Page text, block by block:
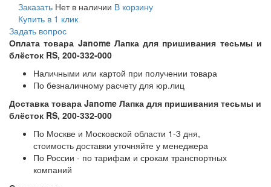
Заказать Нет в наличии В корзину
Купить в 1 клик
Задать вопрос
Оплата товара Janome Лапка для пришивания тесьмы и
блёсток RS, 200-332-000
Наличными или картой при получении товара
По безналичному расчету для юр.лиц
Доставка товара Janome Лапка для пришивания тесьмы и
блёсток RS, 200-332-000
По Москве и Московской области 1-3 дня,
стоимость доставки уточняйте у менеджера
По России - по тарифам и срокам транспортных
компаний